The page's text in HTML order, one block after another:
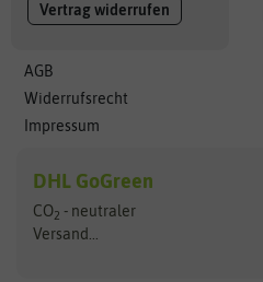
Vertrag widerrufen
AGB
Widerrufsrecht
Impressum
DHL GoGreen
CO2 - neutraler
Versand...